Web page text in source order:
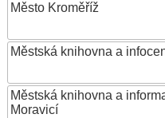
Město Kroměříž
Městská knihovna a
Městská knihovna a
Moravicí